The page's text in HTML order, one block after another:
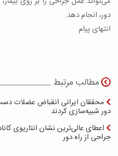
دور، انجام دهد.
انتهای پیام
مطالب مرتبط
محققان ایرانی انقباض عضلات
دور شبیه‌سازی کردند
اعطای عالی‌ترین نشان انتاریوی
جراحی از راه دور